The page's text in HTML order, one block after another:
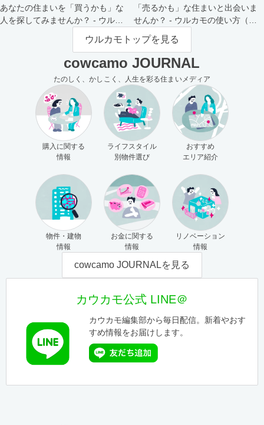
あなたの住まいを「買うかも」な
人を探してみませんか？ - ウルカ
「売るかも」な住まいと出会いま
せんか？ - ウルカモの使い方（買
主さま向け）
ウルカモトップを見る
cowcamo JOURNAL
たのしく、かしこく、人生を彩る住まいメディア
購入に関する
情報
ライフスタイル
別物件選び
おすすめ
エリア紹介
物件・建物
情報
お金に関する
情報
リノベーション
情報
cowcamo JOURNALを見る
カウカモ公式 LINE＠
カウカモ編集部から毎日配信。新着やおす
すめ情報をお届けします。